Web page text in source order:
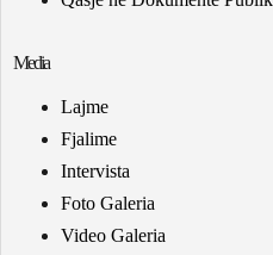
Media
Lajme
Fjalime
Intervista
Foto Galeria
Video Galeria